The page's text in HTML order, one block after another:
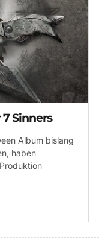
Sinners
Album bislang
haben